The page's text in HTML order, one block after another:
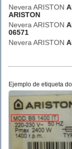
Nevera ARISTON
ARISTON
Nevera ARISTON
06571
Nevera ARISTON
Ejemplo de etiqueta